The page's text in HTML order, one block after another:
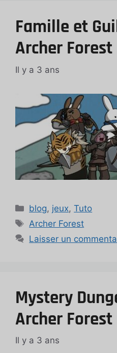
Famille et
Archer Forest
Il y a 3 ans
Catégories
blog, jeux,Tuto
Étiquettes
Archer Forest
Laisser un
Mystery
Archer Forest
Il y a 3 ans